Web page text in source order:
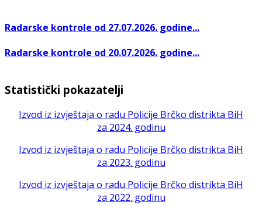
Radarske kontrole od 27.07.2026. godine...
Radarske kontrole od 20.07.2026. godine...
Statistički pokazatelji
Izvod iz izvještaja o radu Policije Brčko distrikta BiH
za 2024. godinu
Izvod iz izvještaja o radu Policije Brčko distrikta BiH
za 2023. godinu
Izvod iz izvještaja o radu Policije Brčko distrikta BiH
za 2022. godinu